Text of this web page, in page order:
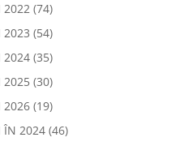
2022(74)
2023 (54)
2024(35)
2025(30)
2026(19)
ÎN 2024(46)